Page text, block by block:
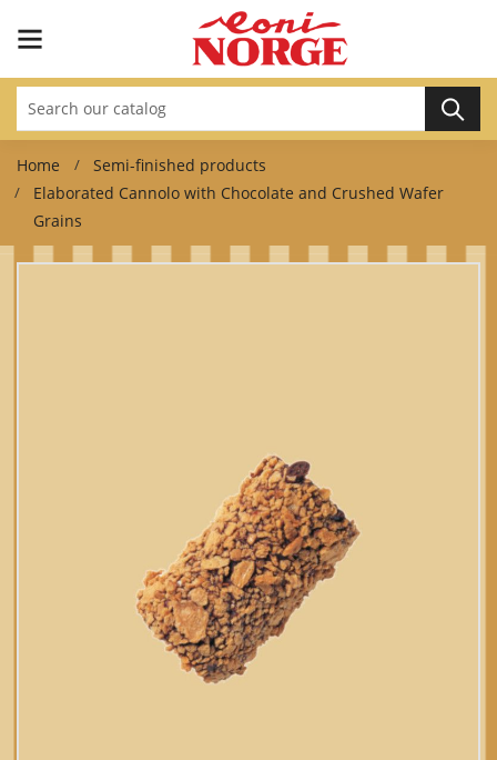
Home
Semi-finished products
Elaborated Cannolo with Chocolate and Crushed Wafer
Grains